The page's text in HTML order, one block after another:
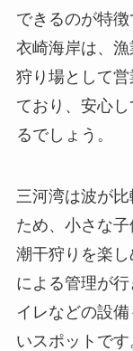
できるのが特徴
衣崎海岸は、
狩り場として
ており、安心
るでしょう。
三河湾は波が
ため、小さな
潮干狩りを楽
による管理が
イレなどの設
いスポットです